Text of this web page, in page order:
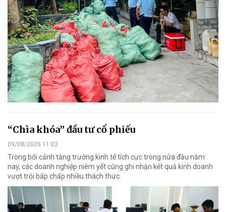
“Chìa khóa” đầu tư cổ phiếu
09/08/2026 11:02
Trong bối cảnh tăng trưởng kinh tế tích cực trong nửa đầu năm
nay, các doanh nghiệp niêm yết cũng ghi nhận kết quả kinh doanh
vượt trội bấp chấp nhiều thách thức.